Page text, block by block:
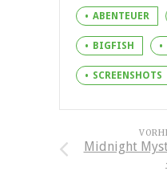
ABENTEUER
BIGFISH
SCREENSHOTS
Midnight